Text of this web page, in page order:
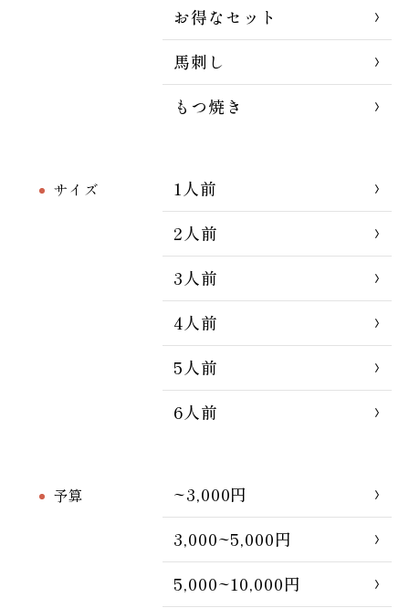
お得なセット
馬刺し
もつ焼き
サイズ
1人前
2人前
3人前
4人前
5人前
6人前
予算
~3,000円
3,000~5,000円
5,000~10,000円